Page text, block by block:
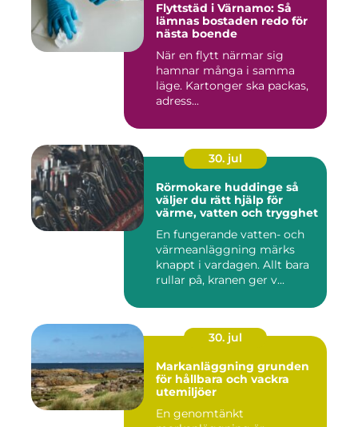
Flyttstäd i Värnamo: Så
lämnas bostaden redo för
nästa boende
När en flytt närmar sig
hamnar många i samma
läge. Kartonger ska packas,
adress...
30. jul
Rörmokare huddinge så
väljer du rätt hjälp för
värme, vatten och trygghet
En fungerande vatten- och
värmeanläggning märks
knappt i vardagen. Allt bara
rullar på, kranen ger v...
30. jul
Markanläggning grunden
för hållbara och vackra
utemiljöer
En genomtänkt